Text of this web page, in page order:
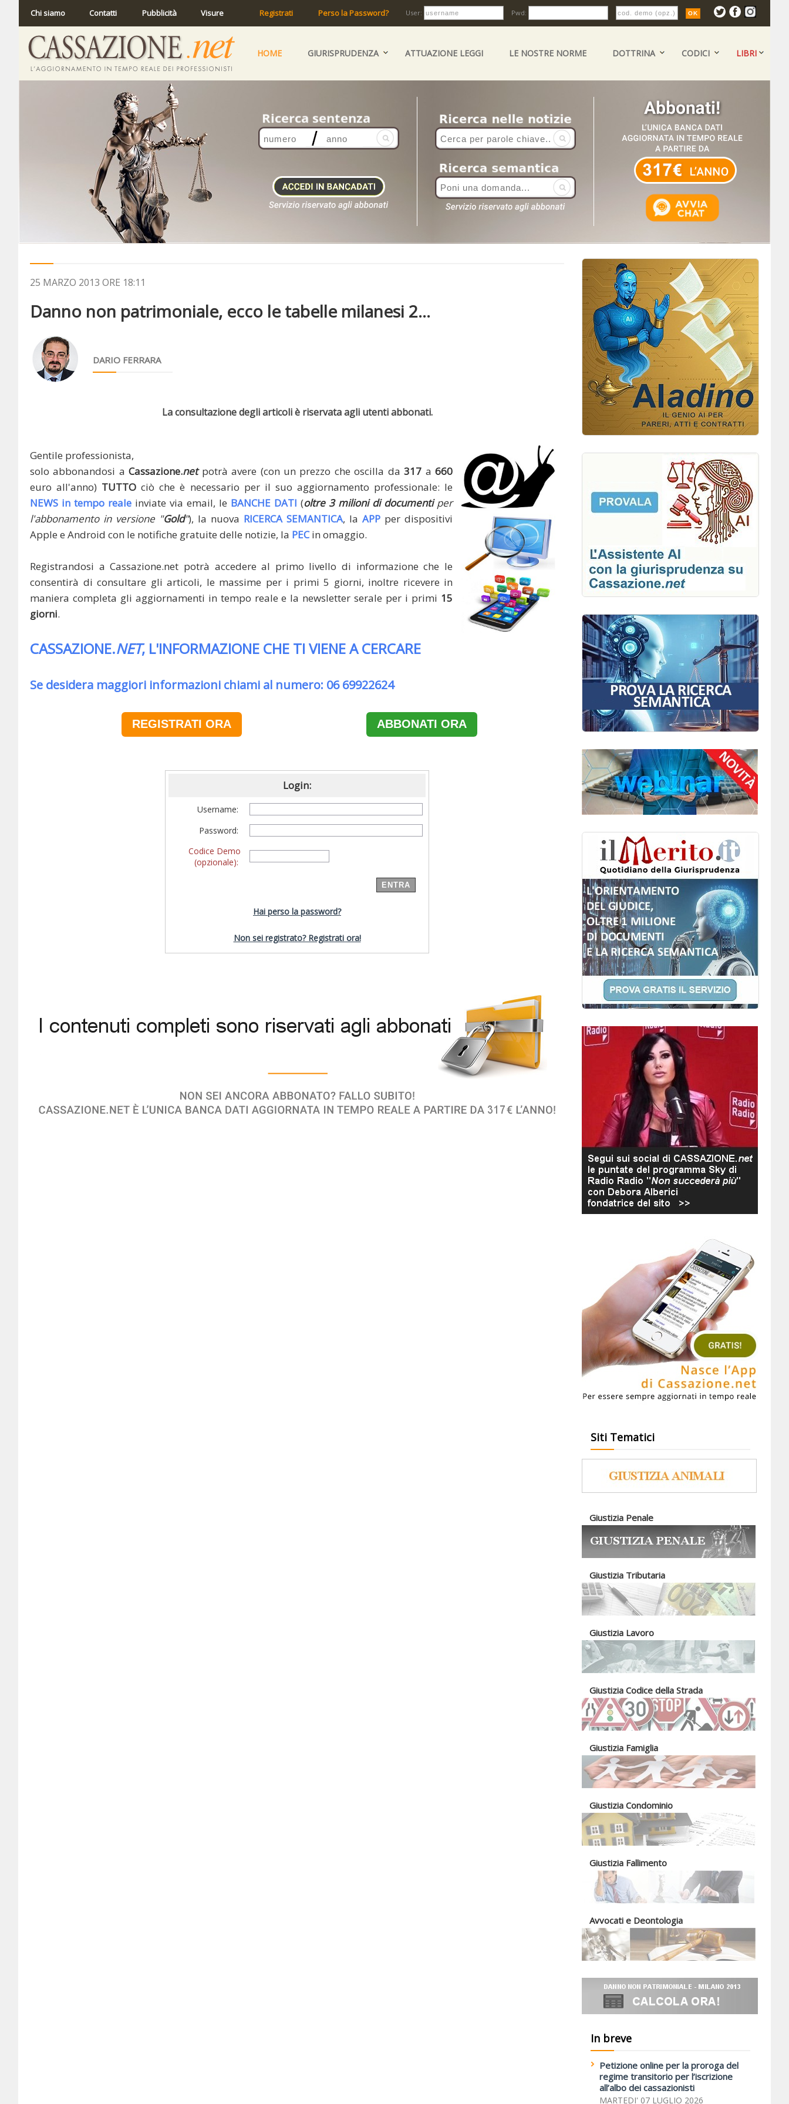
Chi siamo Contatti Pubblicità Visure Registrati Perso la Password? User: Pwd:
HOME GIURISPRUDENZA ATTUAZIONE LEGGI LE NOSTRE NORME DOTTRINA CODICI LIBRI
25 MARZO 2013 ORE 18:11
Danno non patrimoniale, ecco le tabelle milanesi 2...
DARIO FERRARA
La consultazione degli articoli è riservata agli utenti abbonati.
Gentile professionista,
solo abbonandosi aCassazione.netpotrà avere (con un prezzo che oscilla da317 a660
euro all'anno) TUTTO ciò che è necessario per il suo aggiornamento professionale: le
NEWS in tempo reale inviate via email, le BANCHE DATI (oltre 3 milioni di documentiper
l'abbonamento in versione "Gold"), la nuova RICERCA SEMANTICA, la APP per dispositivi
Apple e Android con le notifiche gratuite delle notizie, la PECin omaggio.
Registrandosi a Cassazione.net potrà accedere al primo livello di informazione che le
consentirà di consultare gli articoli, le massime per i primi 5 giorni, inoltre ricevere in
maniera completa gli aggiornamenti in tempo reale e la newsletter serale per i primi 15
giorni.
CASSAZIONE.NET, L'INFORMAZIONE CHE TI VIENE A CERCARE
Se desidera maggiori informazioni chiami al numero: 06 69922624
REGISTRATI ORA ABBONATI ORA
Login:
Username:
Password:
Codice Demo
(opzionale):
Hai perso la password?
Non sei registrato? Registrati ora!
Siti Tematici
Giustizia Penale
Giustizia Tributaria
Giustizia Lavoro
Giustizia Codice della Strada
Giustizia Famiglia
Giustizia Condominio
Giustizia Fallimento
Avvocati e Deontologia
In breve
Petizione online per la proroga del
regime transitorio per l’iscrizione
all’albo dei cassazionisti
MARTEDI' 07 LUGLIO 2026